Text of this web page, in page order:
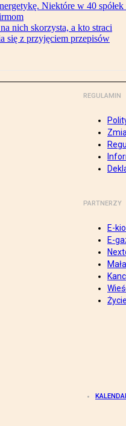
Niektóre w 40 spółek
nich skorzysta, a kto straci
się z przyjęciem przepisów
REGULAMIN
PARTNERZY
E-
E-